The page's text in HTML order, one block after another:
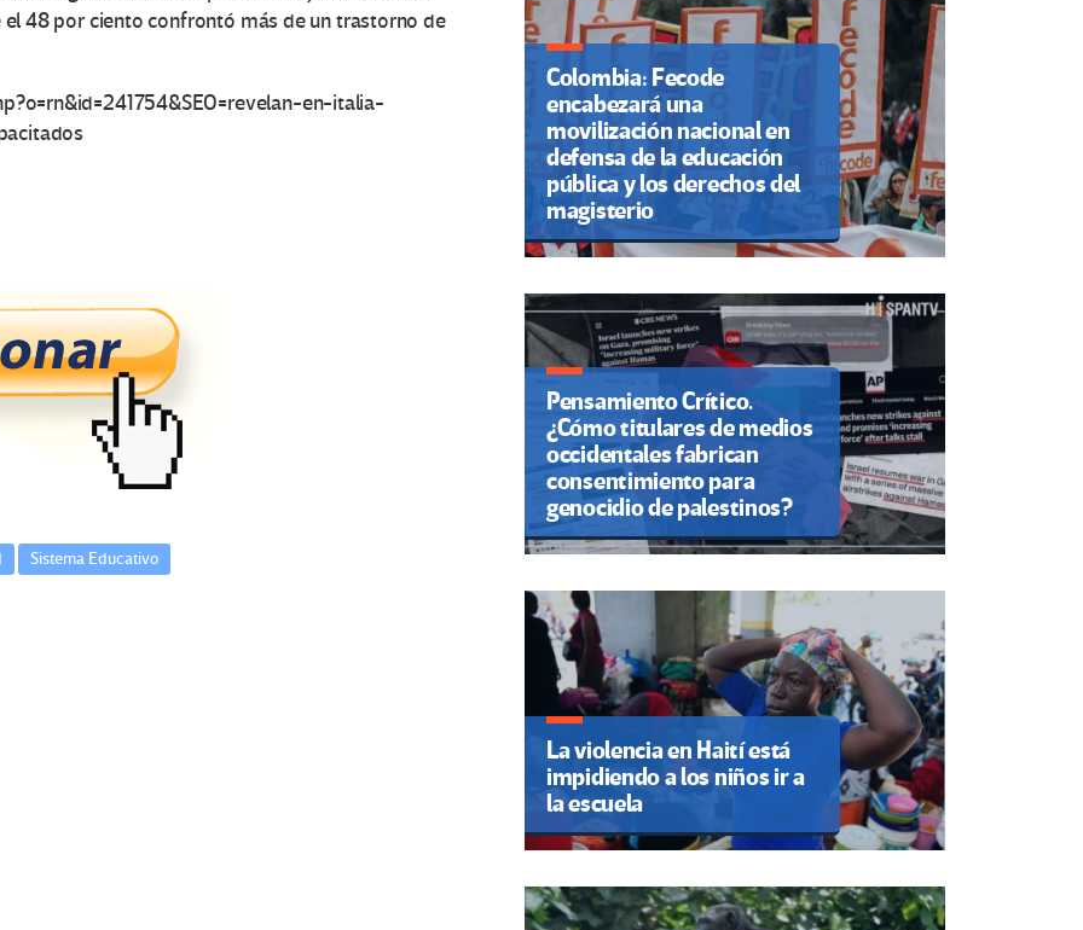
48 por ciento confrontó más de un trastorno de
en-italia-
Sistema Educativo
Colombia: Fecode
encabezará una
movilización nacional en
defensa de la educación
pública y los derechos del
magisterio
Pensamiento Crítico.
¿Cómo titulares de medios
occidentales fabrican
consentimiento para
genocidio de palestinos?
La violencia en Haití está
impidiendo a los niños ir a
la escuela